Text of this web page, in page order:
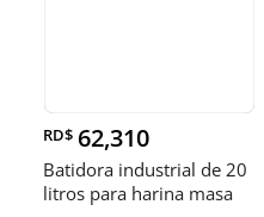
RD$ 62,310
Batidora industrial de 20
litros para harina masa